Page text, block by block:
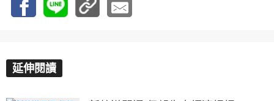
延伸閱讀